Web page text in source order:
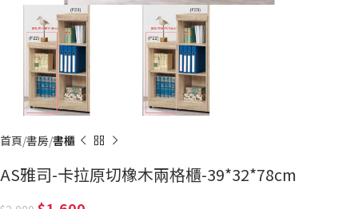
首頁 書房 書櫃
AS雅司-卡拉原切橡木兩格櫃-39*32*78cm